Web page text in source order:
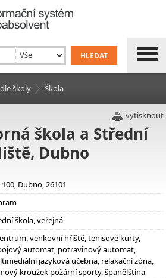
školy Škola
vytisknout
škola a Střední
Dubno
100, Dubno, 26101
škola, veřejná
venkovní hřiště, tenisové kurty,
automat, potravinový automat,
jazyková učebna, relaxační zóna,
kroužek požární sporty, španělština